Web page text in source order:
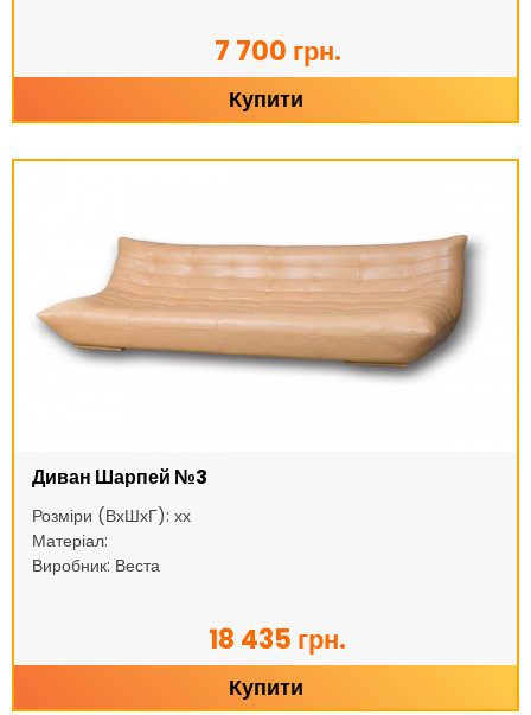
7 700 грн.
Купити
Диван Шарпей №3
Розміри (ВхШхГ): хх
Матеріал:
Виробник: Веста
18 435 грн.
Купити